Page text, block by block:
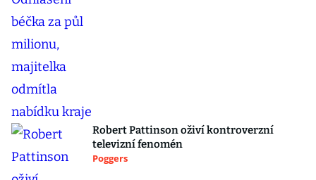
Robert Pattinson oživí kontroverzní
televizní fenomén
Poggers